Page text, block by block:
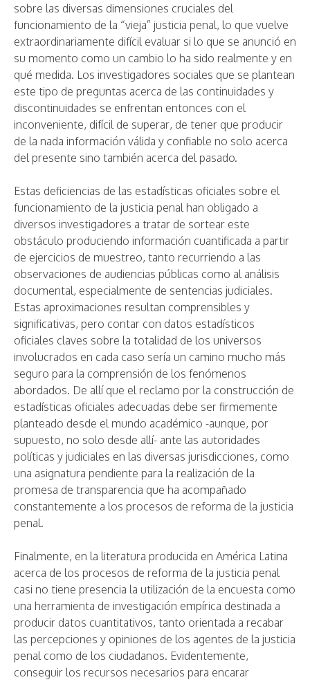
sobre las diversas dimensiones cruciales del
funcionamiento de la “vieja” justicia penal, lo que vuelve
extraordinariamente difícil evaluar si lo que se anunció en
su momento como un cambio lo ha sido realmente y en
qué medida. Los investigadores sociales que se plantean
este tipo de preguntas acerca de las continuidades y
discontinuidades se enfrentan entonces con el
inconveniente, difícil de superar, de tener que producir
de la nada información válida y confiable no solo acerca
del presente sino también acerca del pasado.
Estas deficiencias de las estadísticas oficiales sobre el
funcionamiento de la justicia penal han obligado a
diversos investigadores a tratar de sortear este
obstáculo produciendo información cuantificada a partir
de ejercicios de muestreo, tanto recurriendo a las
observaciones de audiencias públicas como al análisis
documental, especialmente de sentencias judiciales.
Estas aproximaciones resultan comprensibles y
significativas, pero contar con datos estadísticos
oficiales claves sobre la totalidad de los universos
involucrados en cada caso sería un camino mucho más
seguro para la comprensión de los fenómenos
abordados. De allí que el reclamo por la construcción de
estadísticas oficiales adecuadas debe ser firmemente
planteado desde el mundo académico -aunque, por
supuesto, no solo desde allí- ante las autoridades
políticas y judiciales en las diversas jurisdicciones, como
una asignatura pendiente para la realización de la
promesa de transparencia que ha acompañado
constantemente a los procesos de reforma de la justicia
penal.
Finalmente, en la literatura producida en América Latina
acerca de los procesos de reforma de la justicia penal
casi no tiene presencia la utilización de la encuesta como
una herramienta de investigación empírica destinada a
producir datos cuantitativos, tanto orientada a recabar
las percepciones y opiniones de los agentes de la justicia
penal como de los ciudadanos. Evidentemente,
conseguir los recursos necesarios para encarar